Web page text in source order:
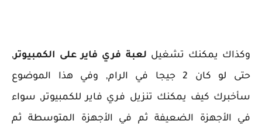
وكذاك يمكنك تشغيل لعبة فري فاير على الكمبيوتر,
حتى لو كان 2 جيجا في الرام, وفي هذا الموضوع
سأخبرك كيف يمكنك تنزيل فري فاير للكمبيوتر, سواء
في الأجهزة الضعيفة ثم في الأجهزة المتوسطة ثم